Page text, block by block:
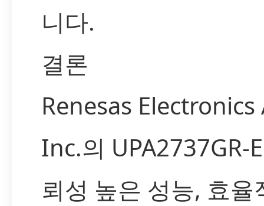
니다.
결론
Renesas
Inc.의 UPA2737GR-
뢰성 높은 성능, 효율